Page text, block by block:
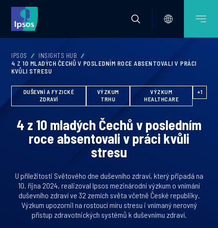
IPSOS
INSIGHTS HUB
4 Z 10 MLADÝCH ČECHŮ V POSLEDNÍM ROCE ABSENTOVALI V PRÁCI
KVŮLI STRESU
DUŠEVNÍ A FYZICKÉ
ZDRAVÍ
VÝZKUM
TRHU
VÝZKUM
HEALTHCARE
+1
4 z 10 mladých Čechů v posledním
roce absentovali v práci kvůli
stresu
U příležitosti Světového dne duševního zdraví, který připadá na
10. října 2024, realizoval Ipsos mezinárodní výzkum o vnímání
duševního zdraví ve 32 zemích světa včetně České republiky.
Výzkum upozornil na rostoucí míru stresu i vnímaný nerovný
přístup zdravotnických systémů k duševnímu zdraví.